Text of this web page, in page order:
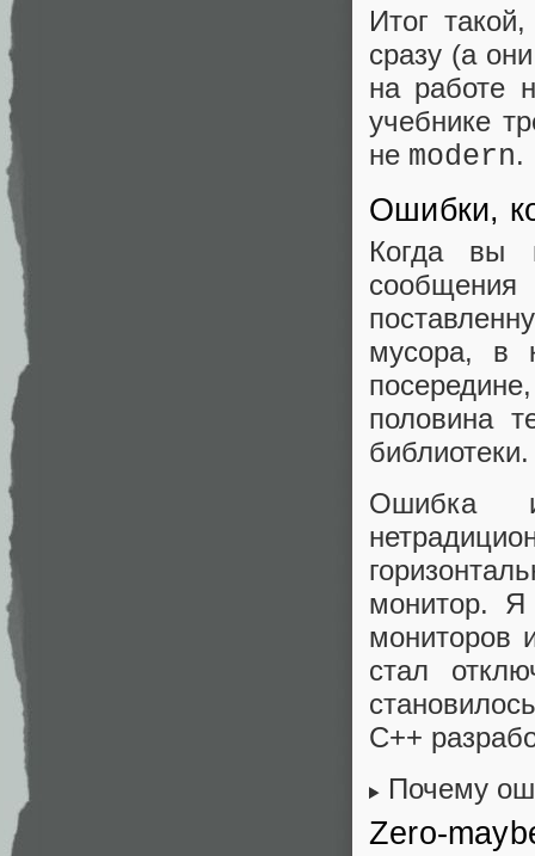
Итог
сразу (а
на работе
учебнике
не modern.
Ошибки,
Когда вы
мусора, в
половина
библиотеки.
Ошибка
монитор. Я
мониторов
стал
C++
Почему
Zero-